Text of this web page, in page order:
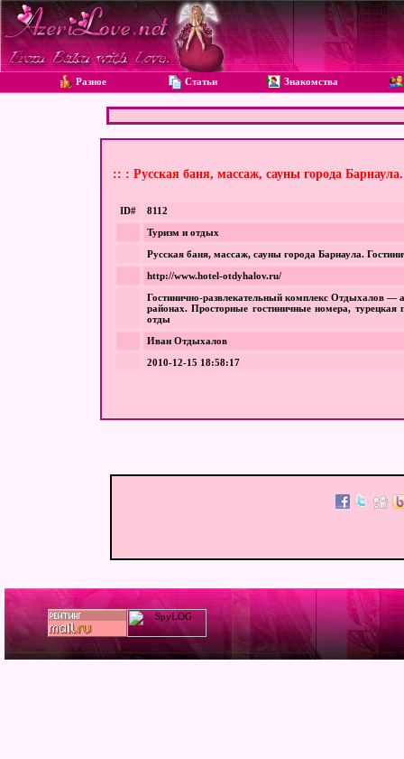
Разное Статьи Знакомства
:: : Русская баня, массаж, сауны города
ID#
8112
Туризм и отдых
Русская баня, массаж, сауны города Барнаула.
http://www.hotel-otdyhalov.ru/
Гостинично-развлекательный комплекс Отдыхалов
районах. Просторные гостиничные номера,
отды
Иван Отдыхалов
2010-12-15 18:58:17